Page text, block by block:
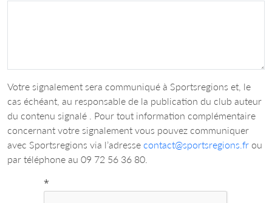
Votre signalement sera communiqué à Sportsregions et, le
cas échéant, au responsable de la publication du club auteur
du contenu signalé . Pour tout information complémentaire
concernant votre signalement vous pouvez communiquer
avec Sportsregions via l’adresse contact@sportsregions.fr ou
par téléphone au 09 72 56 36 80.
*